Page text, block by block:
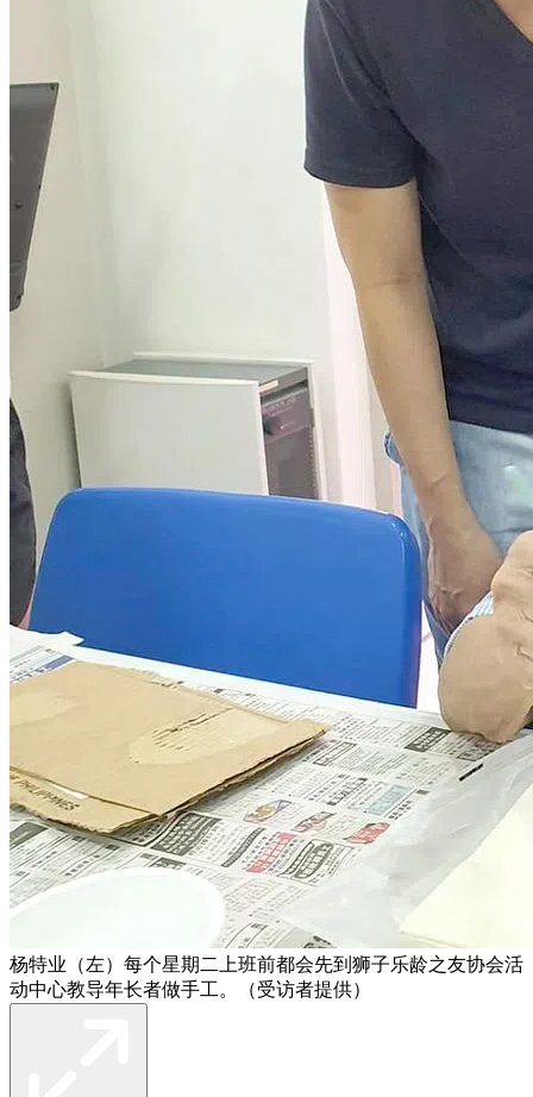
杨特业（左）每个星期二上班前都会先到狮子乐龄之友协会活
动中心教导年长者做手工。（受访者提供）